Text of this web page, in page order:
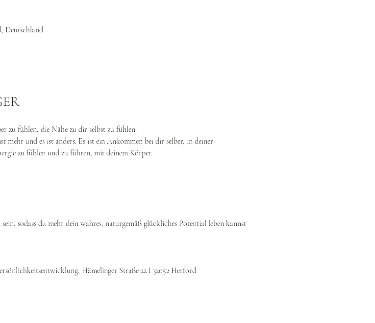
Deutschland
zu fühlen, die Nähe zu dir selbst zu fühlen.
mehr und es ist anders. Es ist ein Ankommen bei dir selber, in deiner
zu fühlen und zu führen, mit deinem Körper.
sodass du mehr dein wahres, naturgemäß glückliches Potential leben kannst
Hämelinger Straße 22 I 32052 Herford